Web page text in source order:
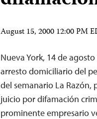
August 15, 2000 12:00 PM
Nueva York, 14 de
arresto domiciliario del
del semanario La Razón,
juicio por difamación
prominente empresario